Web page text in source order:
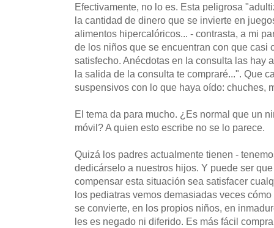
Efectivamente, no lo es. Esta peligrosa
la cantidad de dinero que se invierte en
alimentos hipercalóricos... - contrasta, a mi
de los niños que se encuentran con que casi
satisfecho. Anécdotas en la consulta las hay
la salida de la consulta te compraré...". Que
suspensivos con lo que haya oído: chuches,
El tema da para mucho. ¿Es normal que un
móvil? A quien esto escribe no se lo parece.
Quizá los padres actualmente tienen -
dedicárselo a nuestros hijos. Y puede ser
compensar esta situación sea satisfacer
los pediatras vemos demasiadas veces
se convierte, en los propios niños, en
les es negado ni diferido. Es más fácil